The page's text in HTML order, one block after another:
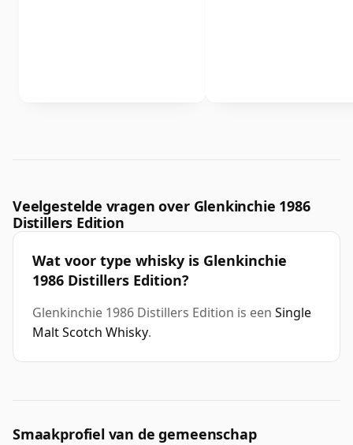
Veelgestelde vragen over Glenkinchie 1986
Distillers Edition
Wat voor type whisky is Glenkinchie
1986 Distillers Edition?
Glenkinchie 1986 Distillers Edition is een Single
Malt Scotch Whisky.
Smaakprofiel van de gemeenschap